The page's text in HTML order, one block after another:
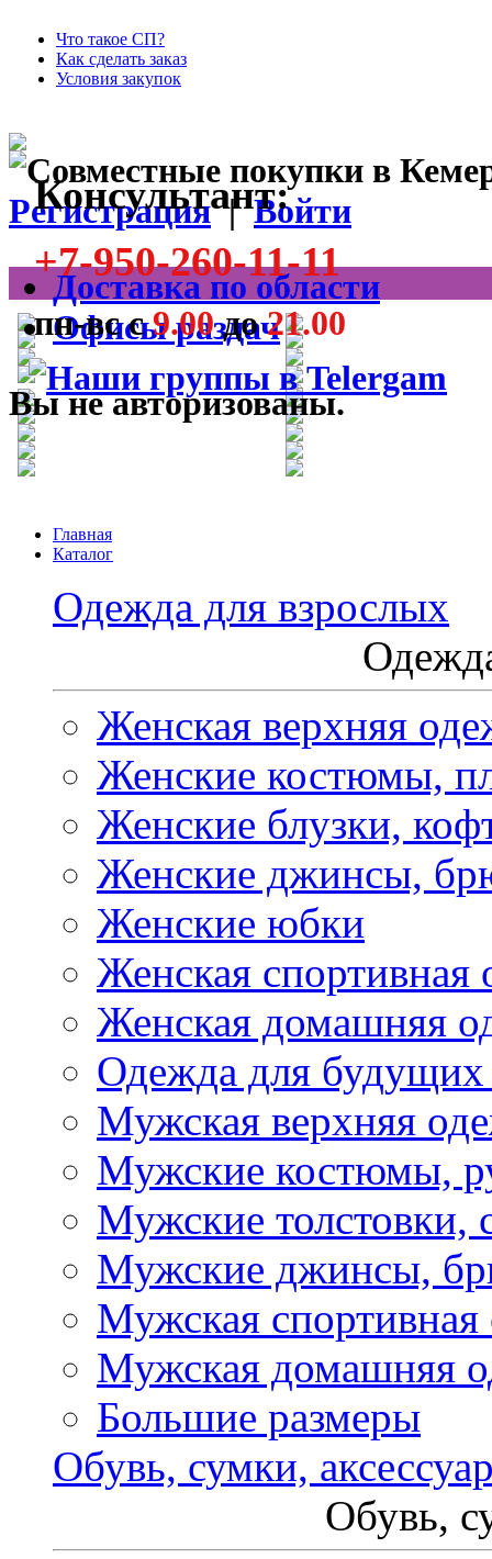
Что такое СП?
Как сделать заказ
Условия закупок
Консультант:
+7-950-260-11-11
пн-вс с9.00до21.00
Регистрация|Войти
Доставка по области
Офисы раздач
Вы не авторизованы.
Главная
Каталог
Одежда для взрослых
Женская верхняя
Женские костюмы,
Женские блузки,
Женские джинсы,
Женские юбки
Женская спортивная
Женская домашняя
Одежда для
Мужская верхняя
Мужские костюмы,
Мужские толстовки,
Мужские джинсы,
Мужская спортивная
Мужская домашняя
Большие размеры
Обувь, сумки,
Обувь,